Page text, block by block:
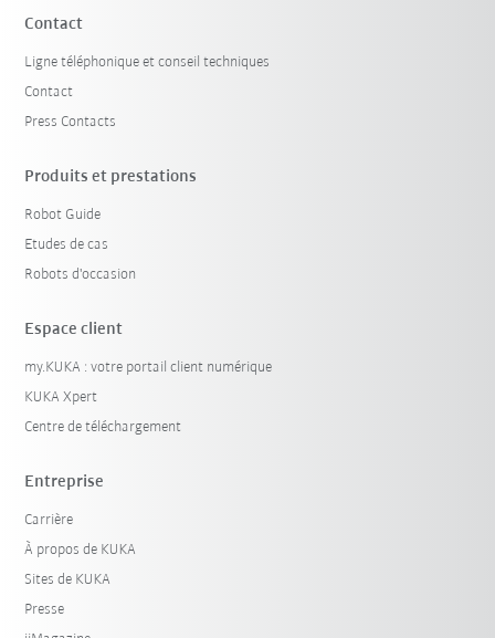
Contact
Ligne téléphonique et conseil techniques
Contact
Press Contacts
Produits et prestations
Robot Guide
Etudes de cas
Robots d'occasion
Espace client
my.KUKA : votre portail client numérique
KUKA Xpert
Centre de téléchargement
Entreprise
Carrière
À propos de KUKA
Sites de KUKA
Presse